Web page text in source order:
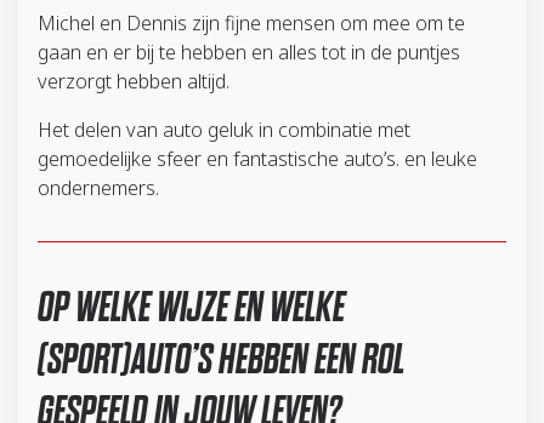
Michel en Dennis zijn fijne mensen om mee om te
gaan en er bij te hebben en alles tot in de puntjes
verzorgt hebben altijd.
Het delen van auto geluk in combinatie met
gemoedelijke sfeer en fantastische auto’s. en leuke
ondernemers.
OP WELKE WIJZE EN WELKE
(SPORT)AUTO’S HEBBEN EEN ROL
GESPEELD IN JOUW LEVEN?